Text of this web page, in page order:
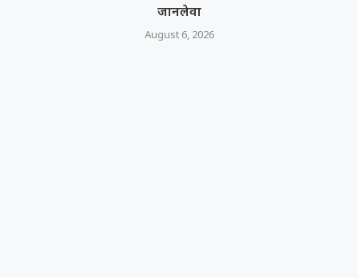
जानलेवा
August 6, 2026